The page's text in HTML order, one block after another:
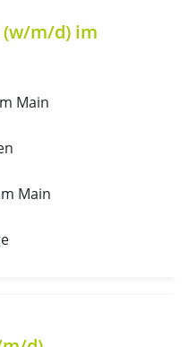
m/d) im
Main
Main